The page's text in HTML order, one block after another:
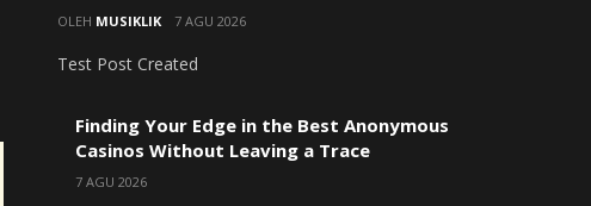
OLEH MUSIKLIK 7 AGU 2026
Test Post Created
Finding Your Edge in the Best Anonymous
Casinos Without Leaving a Trace
7 AGU 2026